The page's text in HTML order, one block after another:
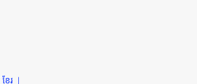
ខ្មែរ |